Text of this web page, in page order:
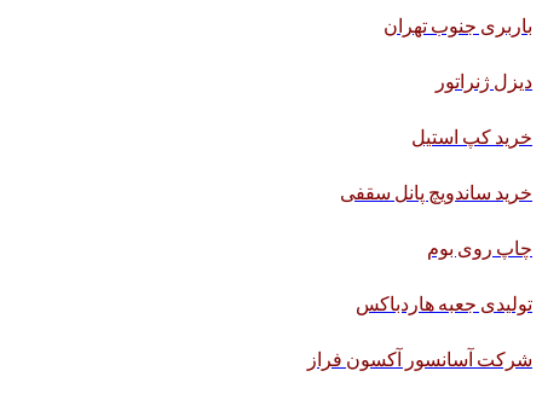
باربری جنوب تهران
دیزل ژنراتور
خرید کپ استیل
خرید ساندویچ پانل سقفی
چاپ روی بوم
تولیدی جعبه هاردباکس
شرکت آسانسور آکسون فراز